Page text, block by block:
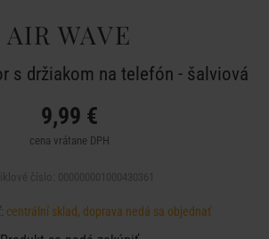
AIR WAVE
s držiakom na telefón - šalviová
9,99 €
cena vrátane DPH
centrální sklad, doprava nedá sa objednať